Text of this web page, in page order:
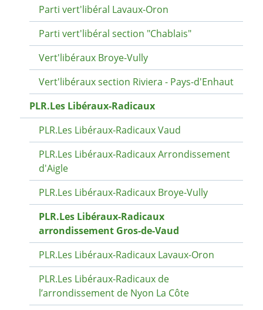
Parti vert'libéral Lavaux-Oron
Parti vert'libéral section "Chablais"
Vert'libéraux Broye-Vully
Vert'libéraux section Riviera - Pays-d'Enhaut
PLR.Les Libéraux-Radicaux
PLR.Les Libéraux-Radicaux Vaud
PLR.Les Libéraux-Radicaux Arrondissement
d'Aigle
PLR.Les Libéraux-Radicaux Broye-Vully
PLR.Les Libéraux-Radicaux
arrondissement Gros-de-Vaud
PLR.Les Libéraux-Radicaux Lavaux-Oron
PLR.Les Libéraux-Radicaux de
l’arrondissement de Nyon La Côte